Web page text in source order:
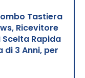
Tastiera
Ricevitore
Scelta Rapida
3 Anni, per